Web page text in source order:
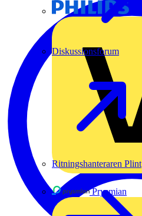
Prysmian
Diskussionsforum
Ritningshanteraren Plint